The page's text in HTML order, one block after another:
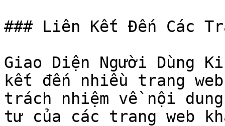
### Liên Kết Đến Các
Giao Diện Người Dùng
kết đến nhiều trang
trách nhiệm về nội
tư của các trang web